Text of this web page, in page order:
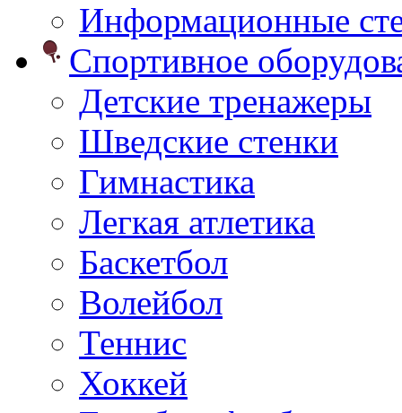
Информационные
Спортивное
Детские тренажеры
Шведские стенки
Гимнастика
Легкая атлетика
Баскетбол
Волейбол
Теннис
Хоккей